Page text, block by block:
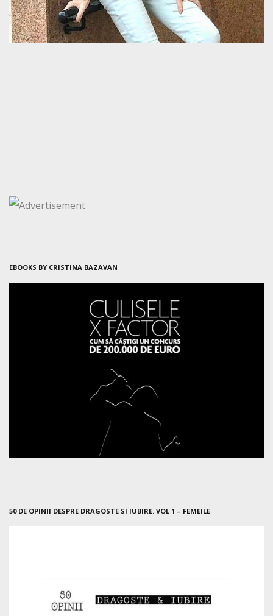
EBOOKS BY CRISTINA BAZAVAN
50 DE OPINII DESPRE DRAGOSTE SI IUBIRE. VOL 1 – FEMEILE